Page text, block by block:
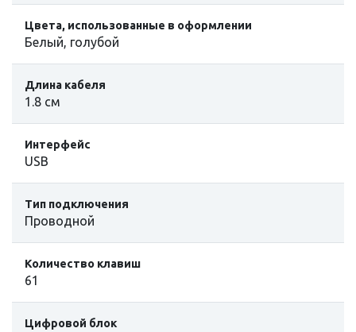
Цвета, использованные в оформлении
Белый, голубой
Длина кабеля
1.8 см
Интерфейс
USB
Тип подключения
Проводной
Количество клавиш
61
Цифровой блок